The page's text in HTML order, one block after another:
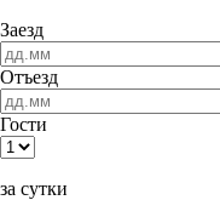
Заезд
Отъезд
Гости
за сутки